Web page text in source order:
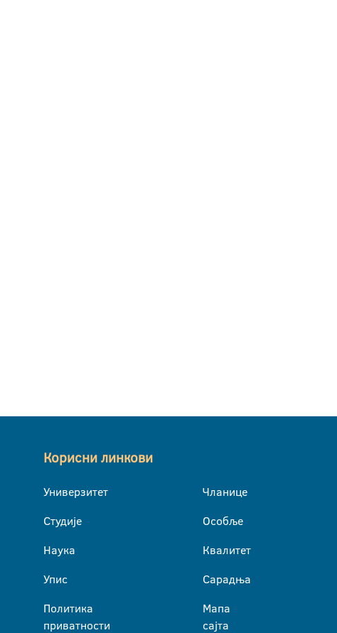
Корисни линкови
Универзитет
Студије
Наука
Упис
Политика
приватности
Чланице
Особље
Квалитет
Сарадња
Мапа
сајта